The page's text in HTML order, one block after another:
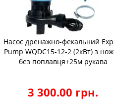
Насос дренажно-фекальний
Pump WQDC15-12-2 (2кВт) з
без поплавця+25м рукава
3 300.00 грн.